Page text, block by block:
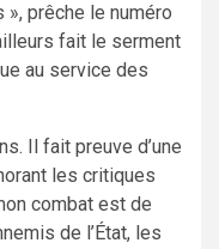
», prêche le numéro
fait le serment
au service des
Il fait preuve d’une
les critiques
combat est de
de l’État, les